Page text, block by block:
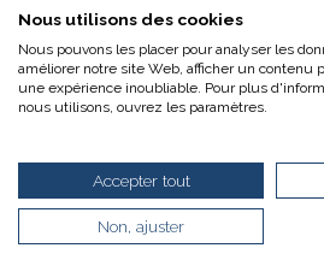
d’une démarche forte
Si vous aussi vous souhaitez
drastiquement les besoins
à votre navigation, vous pouvez
très peu nos serveurs et vous
acteur majeur de
Merci pour votre contribution !
Pour y accéder, votre
être affiliée ou avoir
mission optionnelle du
profitez de nombreux
Des missions sur mesure
Nous utilisons des cookies
Nous pouvons les placer pour analyser les
améliorer notre site Web, afficher un contenu
une expérience inoubliable. Pour plus
nous utilisons, ouvrez les paramètres.
Accepter tout
Non, ajuster